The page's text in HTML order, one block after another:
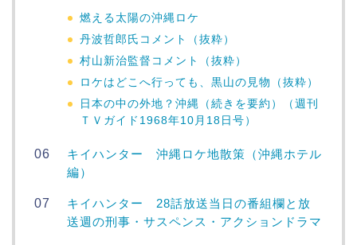
燃える太陽の沖縄ロケ
丹波哲郎氏コメント（抜粋）
村山新治監督コメント（抜粋）
ロケはどこへ行っても、黒山の見物（抜粋）
日本の中の外地？沖縄（続きを要約）（週刊
ＴＶガイド1968年10月18日号）
キイハンター 沖縄ロケ地散策（沖縄ホテル
編）
キイハンター 28話放送当日の番組欄と放
送週の刑事・サスペンス・アクションドラマ